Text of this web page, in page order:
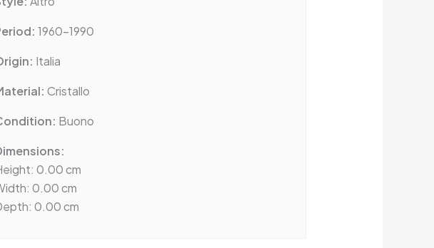
1960-1990
Italia
Cristallo
Buono
0.00 cm
0.00 cm
0.00 cm